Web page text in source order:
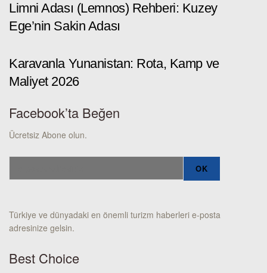
Limni Adası (Lemnos) Rehberi: Kuzey
Ege’nin Sakin Adası
Karavanla Yunanistan: Rota, Kamp ve
Maliyet 2026
Facebook’ta Beğen
Ücretsiz Abone olun.
Türkiye ve dünyadaki en önemli turizm haberleri e-posta
adresinize gelsin.
Best Choice